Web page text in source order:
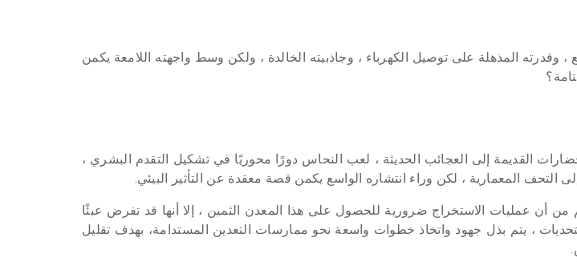
المذهلة على توصيل الكهرباء ، وجاذبيته الخالدة ، ولكن وسط واجهته اللامعة يكمن
القديمة إلى العجائب الحديثة ، لعب النحاس دورًا محوريًا في تشكيل التقدم البشري ،
المعمارية ، لكن وراء انتشاره الواسع يكمن قصة معقدة عن التأثير البيئي.
من أن عمليات الاستخراج ضرورية للحصول على هذا المعدن الثمين ، إلا أنها قد تفرض عبئًا
، يتم بذل جهود واتخاذ خطوات واسعة نحو ممارسات التعدين المستدامة، بهدف تقليل